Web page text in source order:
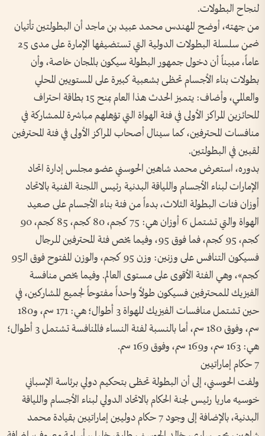
لنجاح البطولات.
من جهته، أوضح المهندس محمد عبيد بن ماجد أن البطولتين تأتيان
ضمن سلسلة البطولات الدولية التي تستضيفها الإمارة على مدى 25
عاماً، مبيناً أن دخول جمهور البطولة سيكون بالمجان خاصة، وأن
بطولات بناء الأجسام تحظى بشعبية كبيرة على المستويين المحلي
والعالمي، وأضاف: يتميز الحدث هذا العام بمنح 15 بطاقة احتراف
للحائزين المراكز الأولى في فئة الهواة التي تؤهلهم مباشرة للمشاركة في
منافسات المحترفين، كما سينال أصحاب المراكز الأولى في فئة المحترفين
لقبين في البطولتين.
بدوره، استعرض محمد شاهين الحوسني عضو مجلس إدارة اتحاد
الإمارات لبناء الأجسام واللياقة البدنية رئيس اللجنة الفنية بالاتحاد
أوزان فئات البطولة الثلاث، بدءاً من فئة بناء الأجسام على صعيد
الهواة والتي تشتمل 6 أوزان هي: 75 كجم، 80 كجم، 85 كجم، 90
كجم، 95 كجم، فما فوق 95، وفيما يخص فئة المحترفين للرجال
فسيكون التنافس على وزنين: وزن 95 كجم، والوزن المفتوح فوق الـ95
كجم»، وهي الفئة الأقوى على مستوى العالم. وفيما يخص منافسة
الفيزيك للمحترفين فسيكون طولاً واحداً مفتوحاً لجميع المشاركين، في
حين تشتمل منافسات الفيزيك للهواة 3 أطوال؛ هي: 171 سم، و180
سم، وفوق 180 سم، أما بالنسبة لفئة النساء فالمنافسة تشتمل 3 أطوال؛
هي: 163 سم، و169 سم، وفوق 169 سم.
7 حكام إماراتيين
ولفت الحوسني، إلى أن البطولة تحظى بتحكيم دولي برئاسة الإسباني
خوسيه ماريا رئيس لجنة الحكام بالاتحاد الدولي لبناء الأجسام واللياقة
البدنية، بالإضافة إلى وجود 7 حكام دوليين إماراتيين بقيادة محمد